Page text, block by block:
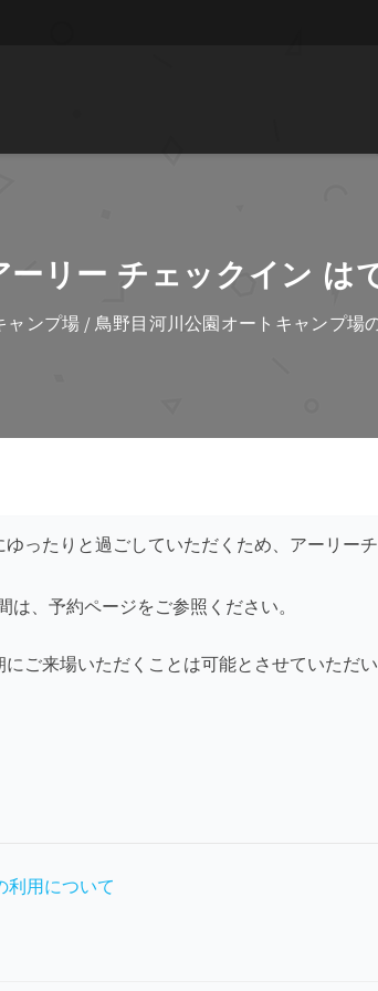
ーリー チェックイン は
ャンプ場 / 鳥野目河川公園オートキャンプ場
ったりと過ごしていただくため、アーリーチ
、予約ページをご参照ください。
ご来場いただくことは可能とさせていただい
利用について